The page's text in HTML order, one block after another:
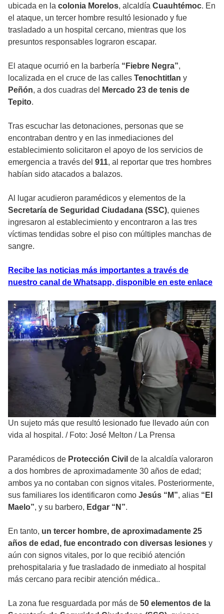
ubicada en la colonia Morelos, alcaldía Cuauhtémoc. En
el ataque, un tercer hombre resultó lesionado y fue
trasladado a un hospital cercano, mientras que los
presuntos responsables lograron escapar.
El ataque ocurrió en la barbería “Fiebre Negra”,
localizada en el cruce de las calles Tenochtitlan y
Peñón, a dos cuadras del
Mercado 23 de tenis de
Tepito.
Tras escuchar las detonaciones, personas que se
encontraban dentro y en las inmediaciones del
establecimiento solicitaron el apoyo de los servicios de
emergencia a través del 911, al reportar que tres hombres
habían sido atacados a balazos.
Al lugar acudieron paramédicos y elementos de la
Secretaría de Seguridad Ciudadana (SSC), quienes
ingresaron al establecimiento y encontraron a las tres
víctimas tendidas sobre el piso con múltiples manchas de
sangre.
Recibe las noticias más importantes a través de
nuestro canal de Whatsapp, disponible en este enlace
Un sujeto más que resultó lesionado fue llevado aún con
vida al hospital. / Foto: José Melton / La Prensa
Paramédicos de Protección Civil de la alcaldía valoraron
a dos hombres de aproximadamente 30 años de edad;
ambos ya no contaban con signos vitales. Posteriormente,
sus familiares los identificaron como Jesús “M”, alias “El
Maelo”, y su barbero, Edgar “N”.
En tanto, un tercer hombre, de aproximadamente 25
años de edad, fue encontrado con diversas lesiones y
aún con signos vitales, por lo que recibió atención
prehospitalaria y fue trasladado de inmediato al hospital
más cercano para recibir atención médica..
La zona fue resguardada por más de 50 elementos de la